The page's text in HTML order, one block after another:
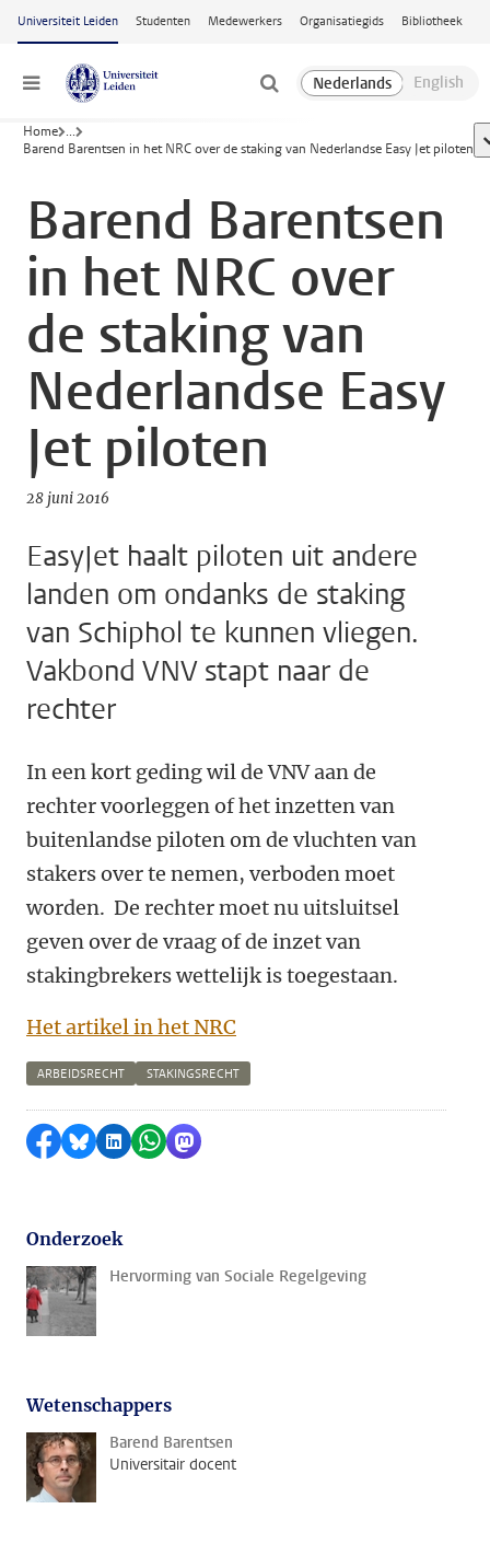
Ga naar hoofdinhoud
Universiteit Leiden Studenten Medewerkers Organisatiegids Bibliotheek
Menu
Home ...
Barend Barentsen in het NRC over de staking van Nederlandse Easy Jet piloten
Barend Barentsen
in het NRC over
de staking van
Nederlandse Easy
Jet piloten
28 juni 2016
EasyJet haalt piloten uit andere
landen om ondanks de staking
van Schiphol te kunnen vliegen.
Vakbond VNV stapt naar de
rechter
In een kort geding wil de VNV aan de
rechter voorleggen of het inzetten van
buitenlandse piloten om de vluchten van
stakers over te nemen, verboden moet
worden. De rechter moet nu uitsluitsel
geven over de vraag of de inzet van
stakingbrekers wettelijk is toegestaan.
Het artikel in het NRC
ARBEIDSRECHT STAKINGSRECHT
Delen op Facebook
Delen via Bluesky
Delen op LinkedIn
Delen via WhatsApp
Delen via Mastodon
Onderzoek
Hervorming van Sociale Regelgeving
Wetenschappers
Barend Barentsen
Universitair docent